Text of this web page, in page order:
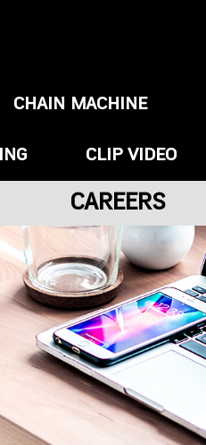
CHAIN MACHINE
CLIP VIDEO
CAREERS